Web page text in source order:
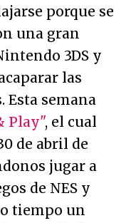
porque se
una gran
3DS y
las
Esta semana
Play", el cual
de abril de
jugar a
de NES y
tiempo un